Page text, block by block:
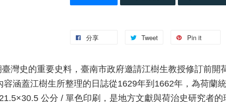
分享 Tweet Pin it
灣史的重要史料，臺南市政府邀請江樹生教授修訂前開
涵蓋江樹生所整理的日誌從1629年到1662年，為荷蘭
公分 / 單色印刷，是地方文獻與荷治史研究者的